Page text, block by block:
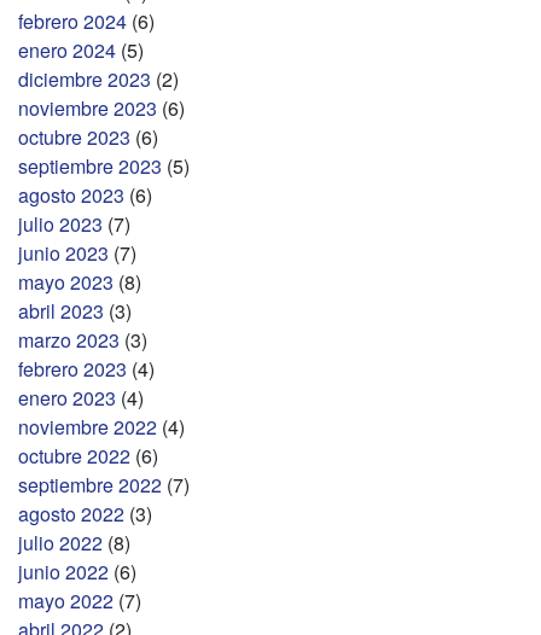
febrero 2024 (6)
enero 2024 (5)
diciembre 2023 (2)
noviembre 2023 (6)
octubre 2023 (6)
septiembre 2023 (5)
agosto 2023 (6)
julio 2023 (7)
junio 2023 (7)
mayo 2023 (8)
abril 2023 (3)
marzo 2023 (3)
febrero 2023 (4)
enero 2023 (4)
noviembre 2022 (4)
octubre 2022 (6)
septiembre 2022 (7)
agosto 2022 (3)
julio 2022 (8)
junio 2022 (6)
mayo 2022 (7)
abril 2022 (2)